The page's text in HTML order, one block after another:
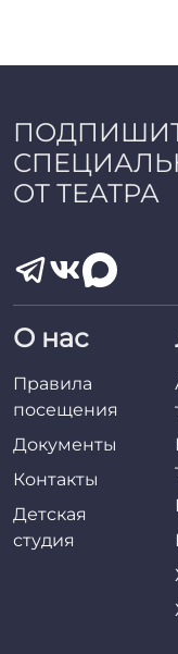
ОТ ТЕАТРА
О нас
Правила
посещения
Документы
Контакты
Детская
студия